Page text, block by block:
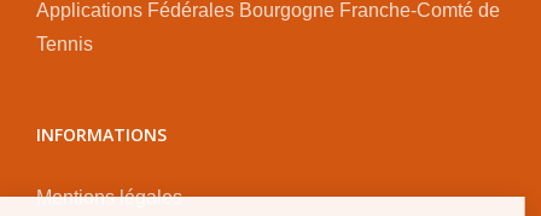
Applications Fédérales Bourgogne Franche-Comté de
Tennis
INFORMATIONS
Mentions légales